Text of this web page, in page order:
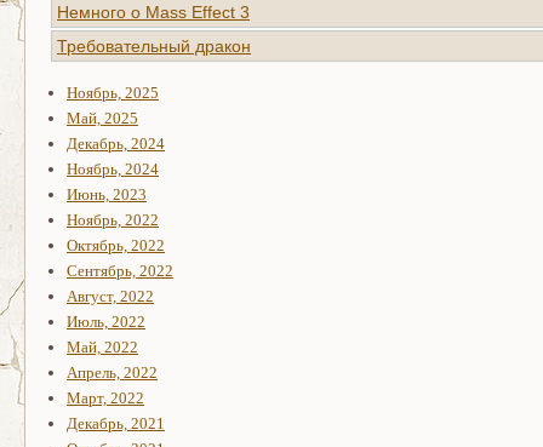
Немного о Mass Effect 3
Требовательный дракон
Ноябрь, 2025
Май, 2025
Декабрь, 2024
Ноябрь, 2024
Июнь, 2023
Ноябрь, 2022
Октябрь, 2022
Сентябрь, 2022
Август, 2022
Июль, 2022
Май, 2022
Апрель, 2022
Март, 2022
Декабрь, 2021